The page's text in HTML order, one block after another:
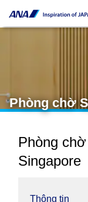
Phòng chờ
Phòng
Singapore
Thông tin